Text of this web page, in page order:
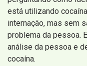
está utilizando
internação, mas sem
problema da pessoa.
análise da pessoa e
cocaína.